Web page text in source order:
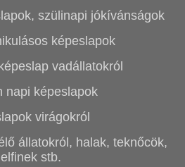
szülinapi jókívánságok
képeslapok
vadállatokról
napi képeslapok
virágokról
állatokról, halak, teknőcök,
stb.